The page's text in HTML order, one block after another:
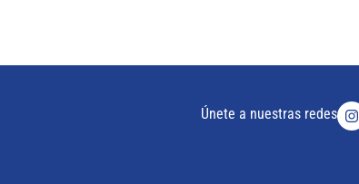
Únete a nuestras redes